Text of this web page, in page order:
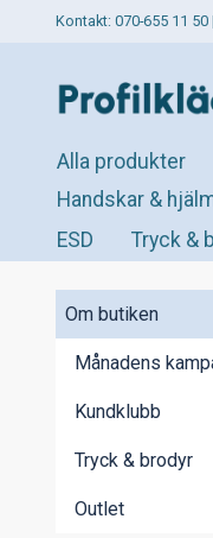
Kontakt: 070-655 11 50
Alla produkter
Handskar &
ESD
Tryck &
Om butiken
Månadens
Kundklubb
Tryck & brodyr
Outlet